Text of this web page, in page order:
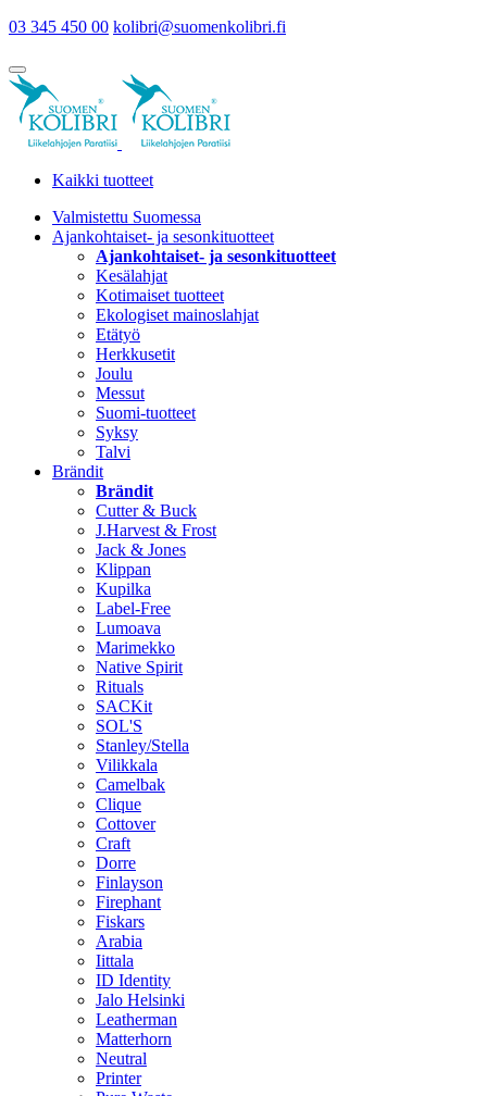
03 345 450 00 kolibri@suomenkolibri.fi
Kaikki tuotteet
Valmistettu Suomessa
Ajankohtaiset- ja sesonkituotteet
Ajankohtaiset- ja sesonkituotteet
Kesälahjat
Kotimaiset tuotteet
Ekologiset mainoslahjat
Etätyö
Herkkusetit
Joulu
Messut
Suomi-tuotteet
Syksy
Talvi
Brändit
Brändit
Cutter & Buck
J.Harvest & Frost
Jack & Jones
Klippan
Kupilka
Label-Free
Lumoava
Marimekko
Native Spirit
Rituals
SACKit
SOL'S
Stanley/Stella
Vilikkala
Camelbak
Clique
Cottover
Craft
Dorre
Finlayson
Firephant
Fiskars
Arabia
Iittala
ID Identity
Jalo Helsinki
Leatherman
Matterhorn
Neutral
Printer